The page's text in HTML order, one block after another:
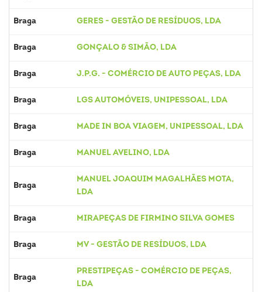
Braga GERES - GESTÃO DE RESÍDUOS, LDA
Braga GONÇALO & SIMÃO, LDA
Braga J.P.G. - COMÉRCIO DE AUTO PEÇAS, LDA
Braga LGS AUTOMÓVEIS, UNIPESSOAL, LDA
Braga MADE IN BOA VIAGEM, UNIPESSOAL, LDA
Braga MANUEL AVELINO, LDA
Braga
MANUEL JOAQUIM MAGALHÃES MOTA,
LDA
Braga MIRAPEÇAS DE FIRMINO SILVA GOMES
Braga MV - GESTÃO DE RESÍDUOS, LDA
Braga
PRESTIPEÇAS - COMÉRCIO DE PEÇAS,
LDA